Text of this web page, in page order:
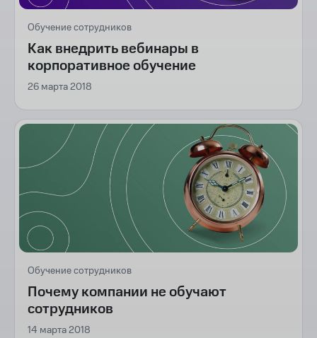
Обучение сотрудников
Как внедрить вебинары в
корпоративное обучение
26 марта 2018
Обучение сотрудников
Почему компании не обучают
сотрудников
14 марта 2018